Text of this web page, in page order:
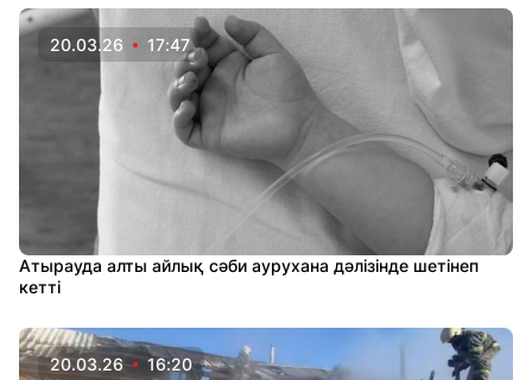
20.03.26 17:47
Атырауда алты айлық сәби аурухана дәлізінде шетінеп
кетті
20.03.26 16:20